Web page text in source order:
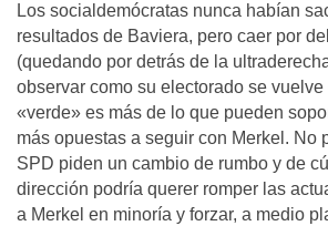
Los socialdemócratas nunca habían
resultados de Baviera, pero caer por
(quedando por detrás de la
observar como su electorado se
«verde» es más de lo que pueden
más opuestas a seguir con Merkel. No
SPD piden un cambio de rumbo y de
dirección podría querer romper las
a Merkel en minoría y forzar, a medio